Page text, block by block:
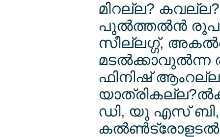
മിറല്ല?
പുല്‍ത്തല്‍ന്‍
സീല്ലഗ്ഗ്,
മടല്‍ക്കാവുല്‍ന്ന
ഫിനിഷ്
ഡി, യു എസ് ബി,